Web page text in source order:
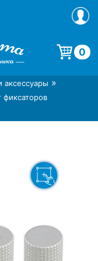
фототехники
foto-
0
пуста.
аксессуары »
фиксаторов